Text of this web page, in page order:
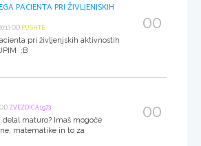
PACIENTA PRI ŽIVLJENJSKIH
OD PUSHTE
pri življenjskih aktivnostih
:B
00
ZVEZDICA1973
maturo? Imaš mogoče
matematike in to za
00